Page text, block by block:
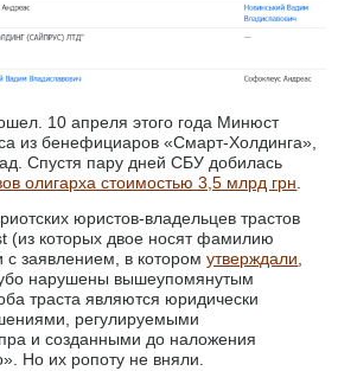
10 апреля этого года Минюст
из бенефициаров «Смарт-Холдинга»,
Спустя пару дней СБУ добилась
олигарха стоимостью 3,5 млрд грн
юристов-владельцев трастов
(из которых двое носят фамилию
с заявлением, в которомутверждали
нарушены вышеупомянутым
траста являются юридически
регулируемыми
и созданными до наложения
Но их ропоту не вняли.